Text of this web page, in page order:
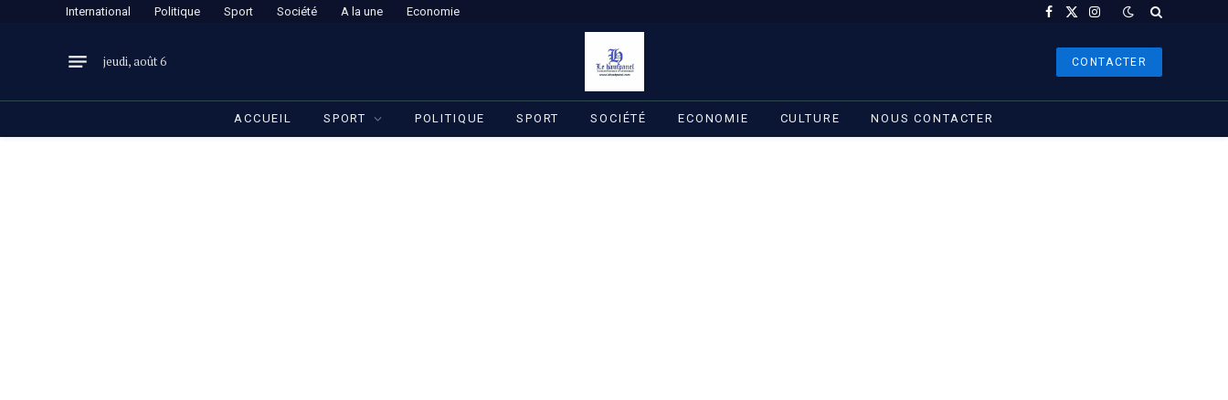
International Politique Sport Société A la une Economie Facebook
X
Instagram
jeudi, août 6 CONTACTER
ACCUEIL SPORT POLITIQUE SPORT SOCIÉTÉ ECONOMIE CULTURE NOUS CONTACTER